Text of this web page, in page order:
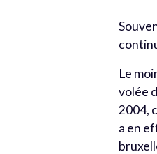
Le
volée
2004,
a en